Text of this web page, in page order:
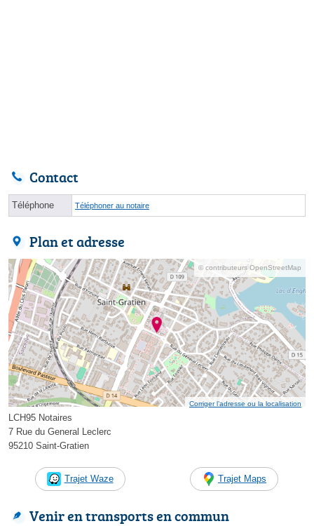
Contact
Téléphone Téléphoner au notaire
Plan et adresse
© contributeurs OpenStreetMap
Corriger l’adresse ou la localisation
LCH95 Notaires
7 Rue du General Leclerc
95210 Saint-Gratien
Trajet Waze Trajet Maps
Venir en transports en commun